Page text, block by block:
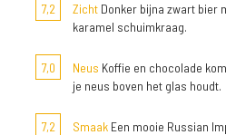
7,2
Zicht Donker bijna zwart bier
karamel schuimkraag.
7,0 Neus Koffie en chocolade
je neus boven het glas houdt.
7,2 Smaak Een mooie Russian